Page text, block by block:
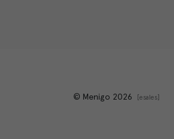
© Menigo 2026 esales]